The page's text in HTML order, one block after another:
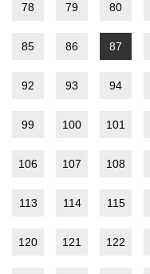
78 79 80
85 86 87
92 93 94
99 100 101
106 107 108
113 114 115
120 121 122